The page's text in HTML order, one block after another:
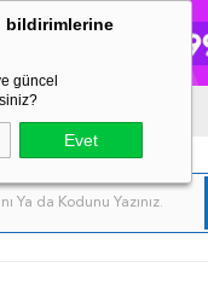
bildirimlerine
güncel
Evet